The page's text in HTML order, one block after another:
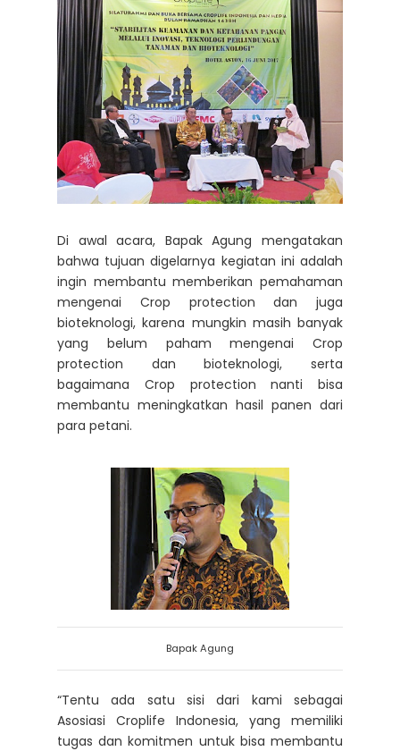
Di awal acara, Bapak Agung mengatakan
bahwa tujuan digelarnya kegiatan ini adalah
ingin membantu memberikan pemahaman
mengenai Crop protection dan juga
bioteknologi, karena mungkin masih banyak
yang belum paham mengenai Crop
protection dan bioteknologi, serta
bagaimana Crop protection nanti bisa
membantu meningkatkan hasil panen dari
para petani.
Bapak Agung
“Tentu ada satu sisi dari kami sebagai
Asosiasi Croplife Indonesia, yang memiliki
tugas dan komitmen untuk bisa membantu